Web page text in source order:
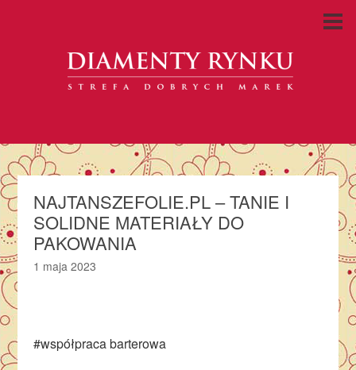
NAJTANSZEFOLIE.PL – TANIE I
SOLIDNE MATERIAŁY DO
PAKOWANIA
1 maja 2023
#współpraca barterowa